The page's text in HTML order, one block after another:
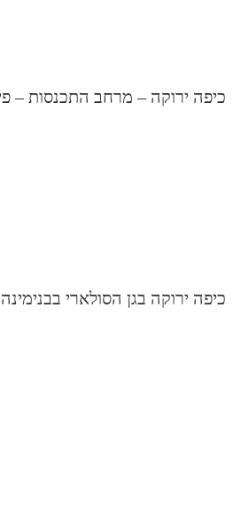
ירוקה – מרחב התכנסות –
ירוקה בגן הסולארי בבנימינה